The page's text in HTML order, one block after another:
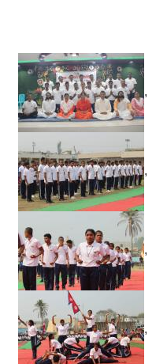
,
,
,
,